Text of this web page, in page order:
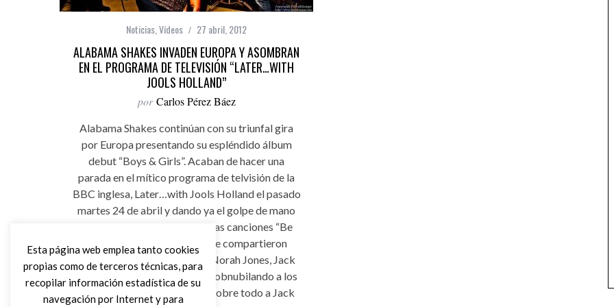
Noticias Vídeos 27 abril, 2012
ALABAMA SHAKES INVADEN EUROPA Y ASOMBRAN
EN EL PROGRAMA DE TELEVISIÓN “LATER…WITH
JOOLS HOLLAND”
por Carlos Pérez Báez
Alabama Shakes continúan con su triunfal gira
por Europa presentando su espléndido álbum
debut “Boys & Girls”. Acaban de hacer una
parada en el mítico programa de telvisión de la
BBC inglesa, Later…with Jools Holland el pasado
martes 24 de abril y dando ya el golpe de mano
definitivo con dos maravillosas canciones “Be
Mine” y “Hold On”. Esa noche compartieron
escenario con la maravillosa Norah Jones, Jack
White y Grimes, noqueando y obnubilando a los
allí presentes, televidentes y sobre todo a Jack
Esta página web emplea tanto cookies
propias como de terceros técnicas, para
recopilar información estadística de su
navegación por Internet y para